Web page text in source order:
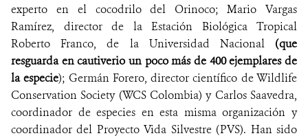
experto en el cocodrilo del Orinoco; Mario Vargas
Ramírez, director de la Estación Biológica Tropical
Roberto Franco, de la Universidad Nacional (que
resguarda en cautiverio un poco más de 400 ejemplares de
la especie); Germán Forero, director científico de Wildlife
Conservation Society (WCS Colombia) y Carlos Saavedra,
coordinador de especies en esta misma organización y
coordinador del Proyecto Vida Silvestre (PVS). Han sido